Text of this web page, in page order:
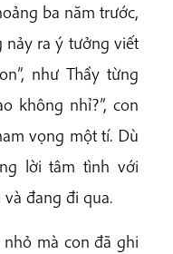
ba năm trước,
nảy ra ý tưởng viết
như Thầy từng
không nhỉ?”, con
vọng một tí. Dù
lời tâm tình với
đang đi qua.
mà con đã ghi